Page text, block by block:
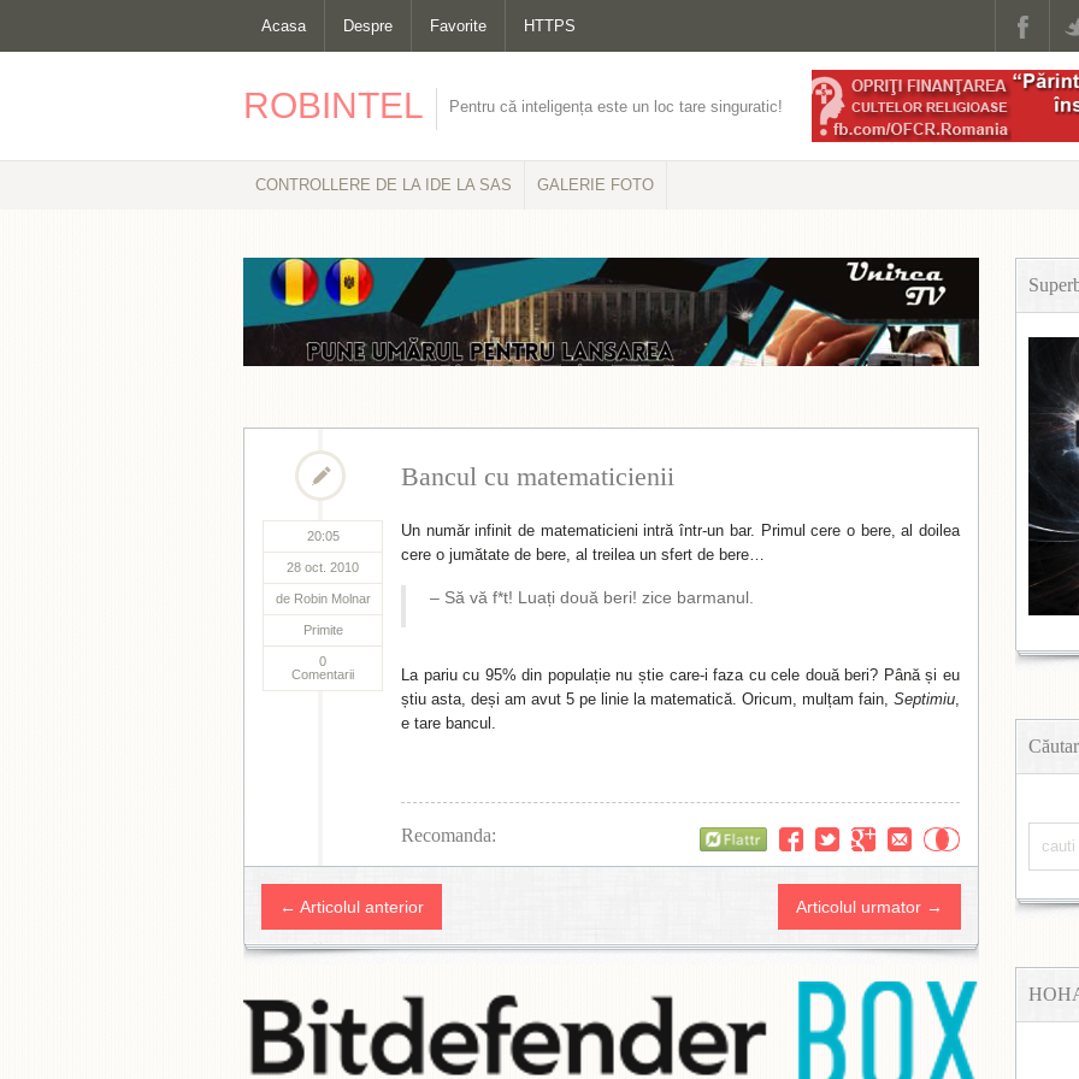
Acasa Despre Favorite HTTPS
ROBINTEL Pentru că inteligența este un loc tare singuratic!
CONTROLLERE DE LA IDE LA SAS GALERIE FOTO
20:05
28 oct. 2010
de Robin Molnar
Primite
0
Comentarii
Bancul cu matematicienii
Un număr infinit de matematicieni intră într-un bar. Primul cere o bere, al doilea
cere o jumătate de bere, al treilea un sfert de bere…
– Să vă f*t! Luați două beri! zice barmanul.
La pariu cu 95% din populație nu știe care-i faza cu cele două beri? Până și eu
știu asta, deși am avut 5 pe linie la matematică. Oricum, mulțam fain, Septimiu,
e tare bancul.
Recomanda:
← Articolul anterior Articolul urmator →